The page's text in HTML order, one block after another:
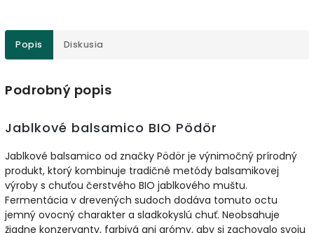
Popis Diskusia
Podrobný popis
Jablkové balsamico BIO Pödör
Jablkové balsamico od značky Pödör je výnimočný prírodný
produkt, ktorý kombinuje tradičné metódy balsamikovej
výroby s chuťou čerstvého BIO jablkového muštu.
Fermentácia v drevených sudoch dodáva tomuto octu
jemný ovocný charakter a sladkokyslú chuť. Neobsahuje
žiadne konzervanty, farbivá ani arómy, aby si zachovalo svoju